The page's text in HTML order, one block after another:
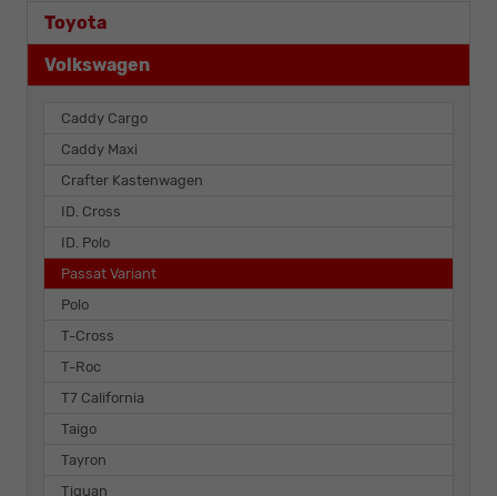
Toyota
Volkswagen
Caddy Cargo
Caddy Maxi
Crafter Kastenwagen
ID. Cross
ID. Polo
Passat Variant
Polo
T-Cross
T-Roc
T7 California
Taigo
Tayron
Tiguan